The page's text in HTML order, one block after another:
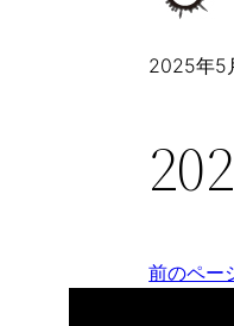
2025年5
前のペー